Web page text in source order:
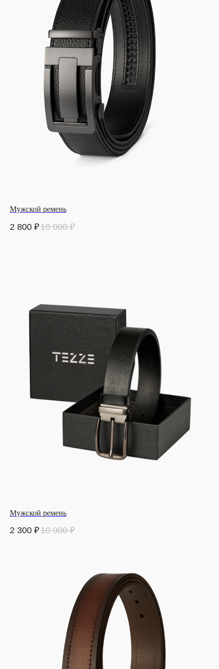
Мужской ремень
2 800 ₽10 000 ₽
Мужской ремень
2 300 ₽10 000 ₽